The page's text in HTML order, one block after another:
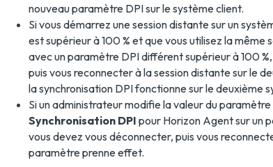
nouveau paramètre DPI sur le système client.
Si vous démarrez une session distante sur un
est supérieur à 100 % et que vous utilisez la même
avec un paramètre DPI différent supérieur à 100
puis vous reconnecter à la session distante sur le
la synchronisation DPI fonctionne sur le deuxième
Si un administrateur modifie la valeur du
Synchronisation DPI pour Horizon Agent sur un
vous devez vous déconnecter, puis vous
paramètre prenne effet.